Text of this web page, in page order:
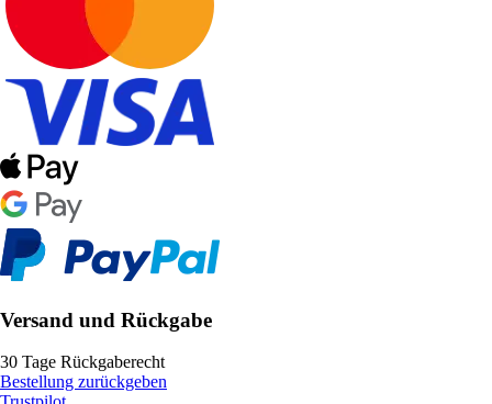
Versand und Rückgabe
30 Tage Rückgaberecht
Bestellung zurückgeben